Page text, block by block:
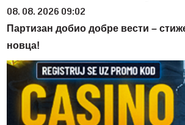
08. 08. 2026 09:02
Партизан добио добре вести –
новца!